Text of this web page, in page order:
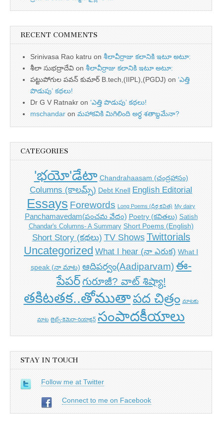
RECENT COMMENTS
Srinivasa Rao katru on శీలావీర్రాజు కలానికి ఇటూ అటూ:
శీలా సుభద్రాదేవి on శీలావీర్రాజు కలానికి ఇటూ అటూ:
పట్టుపోగుల పవన్ కుమార్ B.tech,(IIPL),(PGDJ) on ‘ఎత్తి
పొడుపు’ కథలు!
Dr G V Ratnakr on ‘ఎత్తి పొడుపు’ కథలు!
mschandar on మహాకవికి మిగిలింది అర్ధ శతాబ్దమేనా?
CATEGORIES
'భయో'డేటా Chandrahaasam (చంద్రహాసం)
Columns (కాలమ్స్) Debt Knell English Editorial
Essays Forewords Long Poems (ధీర్గ కవిత) My dairy
Panchamavedam(పంచమ వేదం) Poetry (కవితలు) Satish
Chandar's Columns- A Summary Short Poems (English)
Short Story (కథలు) TV Shows Twittorials
Uncategorized What I hear (నా ఎరుక) What I
speak (నా మాట) ఆదిపర్వం(Aadiparvam) ఈ-
పేపర్గురూజీ? వాట్ శిష్యా!
తకిటతక..తోముతాపద చిత్రం మాటకు
మాట లైట్స్-కెమెరా-రియాక్షన్ సంపాదకీయాలు
STAY IN TOUCH
Follow me at Twitter
Connect to me on Facebook